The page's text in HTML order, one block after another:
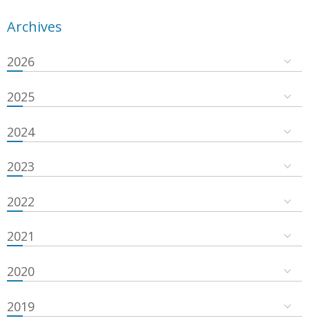
Archives
2026
2025
2024
2023
2022
2021
2020
2019